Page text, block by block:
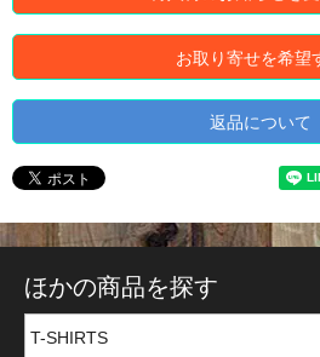
お取り寄せを希望
返品について
ほかの商品を探す